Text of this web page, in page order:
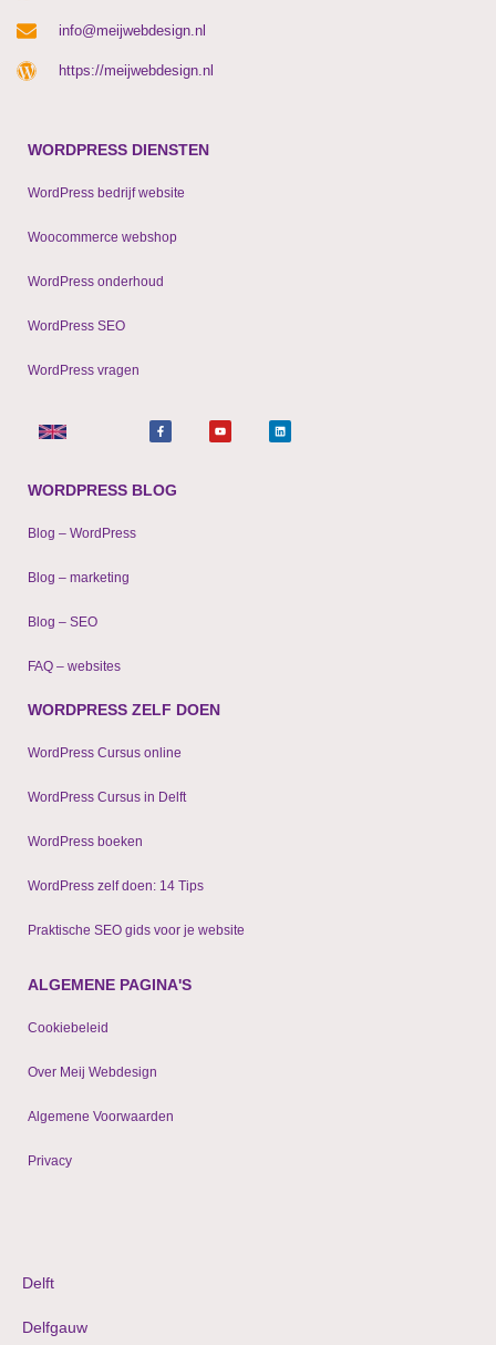
info@meijwebdesign.nl
https://meijwebdesign.nl
WORDPRESS DIENSTEN
WordPress bedrijf website
Woocommerce webshop
WordPress onderhoud
WordPress SEO
WordPress vragen
F
a
c
o
k
Y
o
u
L
i
n
WORDPRESS BLOG
Blog – WordPress
Blog – marketing
Blog – SEO
FAQ – websites
WORDPRESS ZELF DOEN
WordPress Cursus online
WordPress Cursus in Delft
WordPress boeken
WordPress zelf doen: 14 Tips
Praktische SEO gids voor je website
ALGEMENE PAGINA'S
Cookiebeleid
Over Meij Webdesign
Algemene Voorwaarden
Privacy
Delft
Delfgauw